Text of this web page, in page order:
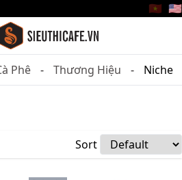
🇻🇳 🇺🇸
Phê Thương Hiệu Niche
Sort